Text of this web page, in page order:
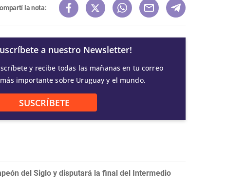
la nota:
a nuestro Newsletter!
y recibe todas las mañanas en tu correo
importante sobre Uruguay y el mundo.
SUSCRÍBETE
del Siglo y disputará la final del Intermedio